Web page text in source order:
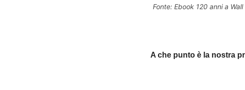
Fonte: Ebook 120 anni a
A che punto è la nostra